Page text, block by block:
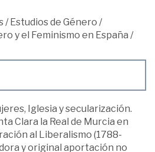
/ Estudios de Género /
y el Feminismo en España /
Iglesia y secularización.
Clara la Real de Murcia en
al Liberalismo (1788-
y original aportación no